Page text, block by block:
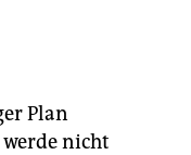
Plan
nicht